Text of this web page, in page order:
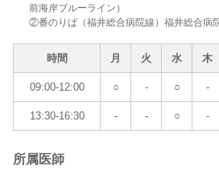
前海岸ブルーライン）
②番のりば（福井総合病院線）福井総合病
時間 月 火 水 木
09:00-12:00 ○ - ○ -
13:30-16:30 - - ○ -
所属医師